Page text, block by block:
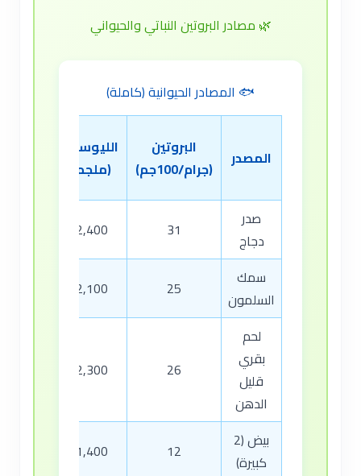
🌿 مصادر البروتين النباتي والحيواني
🐟 المصادر الحيوانية (كاملة)
المصدر
البروتين
(جرام/100جم)
الليوسين
(ملجم)
صدر
دجاج
31
2,400
سمك
السلمون
25
2,100
لحم
بقري
قليل
الدهن
26
2,300
بيض (2
كبيرة)
12
1,400